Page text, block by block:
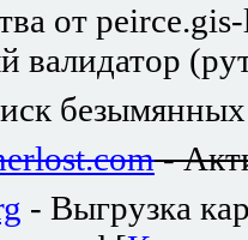
от
валидатор
-
- Выгрузка